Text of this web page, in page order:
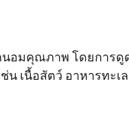
นอมคุณภาพ โดยการดู
เนื้อสัตว์ อาหารทะเล